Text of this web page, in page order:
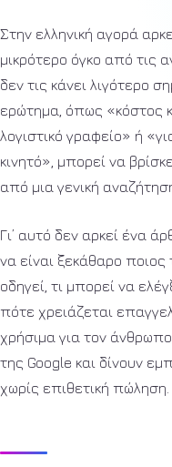
Στην ελληνική αγορά
μικρότερο όγκο από τις
δεν τις κάνει λιγότερο
ερώτημα, όπως «κόστος
λογιστικό γραφείο» ή
κινητό», μπορεί να
από μια γενική
Γι’ αυτό δεν αρκεί ένα
να είναι ξεκάθαρο
οδηγεί, τι μπορεί να
πότε χρειάζεται
χρήσιμα για τον
της Google και δίνουν
χωρίς επιθετική πώληση.